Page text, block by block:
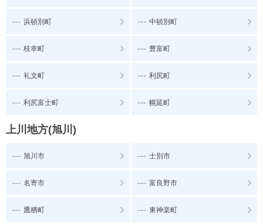
--- 浜頓別町 --- 中頓別町
--- 枝幸町 --- 豊富町
--- 礼文町 --- 利尻町
--- 利尻富士町 --- 幌延町
上川地方(旭川)
--- 旭川市 --- 士別市
--- 名寄市 --- 富良野市
--- 鷹栖町 --- 東神楽町